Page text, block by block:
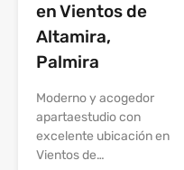
en Vientos de
Altamira,
Palmira
Moderno y acogedor
apartaestudio con
excelente ubicación en
Vientos de…